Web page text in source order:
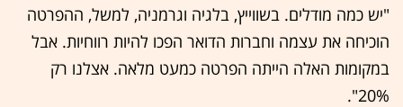
"יש כמה מודלים. בשווייץ, בלגיה וגרמניה, למשל, ההפרטה
הוכיחה את עצמה וחברות הדואר הפכו להיות רווחיות. אבל
במקומות האלה הייתה הפרטה כמעט מלאה. אצלנו רק
20%".